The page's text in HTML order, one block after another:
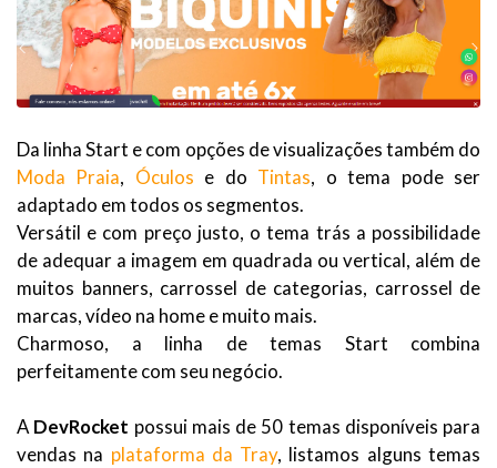
Da linha Start e com opções de visualizações também do
Moda Praia, Óculos e do Tintas, o tema pode ser
adaptado em todos os segmentos.
Versátil e com preço justo, o tema trás a possibilidade
de adequar a imagem em quadrada ou vertical, além de
muitos banners, carrossel de categorias, carrossel de
marcas, vídeo na home e muito mais.
Charmoso, a linha de temas Start combina
perfeitamente com seu negócio.
A DevRocket possui mais de 50 temas disponíveis para
vendas na plataforma da Tray, listamos alguns temas